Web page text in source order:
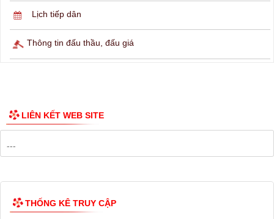
Lịch tiếp dân
Thông tin đấu thầu, đấu giá
LIÊN KẾT WEB SITE
THỐNG KÊ TRUY CẬP